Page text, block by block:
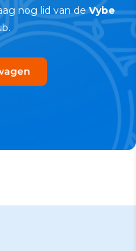
nog lid van deVybe